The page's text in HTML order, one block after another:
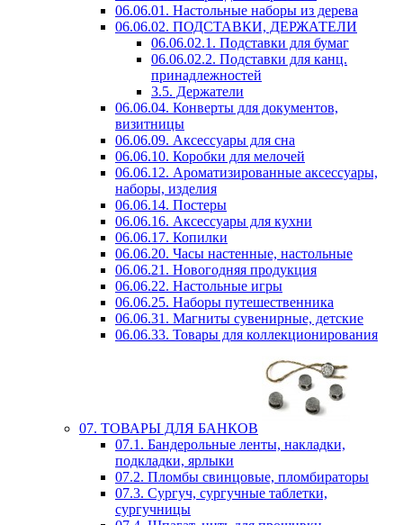
06.06.01. Настольные наборы из дерева
06.06.02. ПОДСТАВКИ, ДЕРЖАТЕЛИ
06.06.02.1. Подставки для бумаг
06.06.02.2. Подставки для канц.
принадлежностей
3.5. Держатели
06.06.04. Конверты для документов,
визитницы
06.06.09. Аксессуары для сна
06.06.10. Коробки для мелочей
06.06.12. Ароматизированные аксессуары,
наборы, изделия
06.06.14. Постеры
06.06.16. Аксессуары для кухни
06.06.17. Копилки
06.06.20. Часы настенные, настольные
06.06.21. Новогодняя продукция
06.06.22. Настольные игры
06.06.25. Наборы путешественника
06.06.31. Магниты сувенирные, детские
06.06.33. Товары для коллекционирования
07. ТОВАРЫ ДЛЯ БАНКОВ
07.1. Бандерольные ленты, накладки,
подкладки, ярлыки
07.2. Пломбы свинцовые, пломбираторы
07.3. Сургуч, сургучные таблетки,
сургучницы